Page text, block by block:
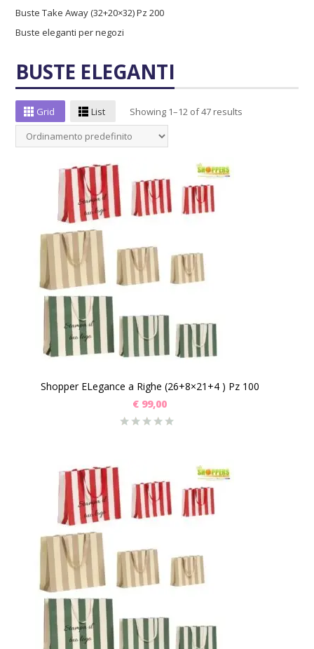
Buste Take Away (32+20×32) Pz 200
Buste eleganti per negozi
BUSTE ELEGANTI
Grid List Showing 1–12 of 47 results
Shopper ELegance a Righe (26+8×21+4 ) Pz 100
€ 99,00